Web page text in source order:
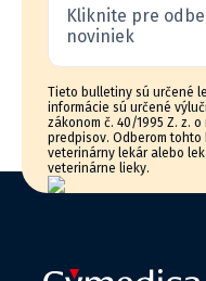
Kliknite pre
noviniek
Tieto bulletiny sú určené
informácie sú určené
zákonom č. 40/1995 Z. z.
predpisov. Odberom
veterinárny lekár alebo
veterinárne lieky.